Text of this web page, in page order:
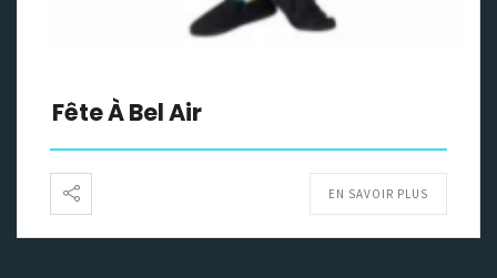
Fête À Bel Air
EN SAVOIR PLUS